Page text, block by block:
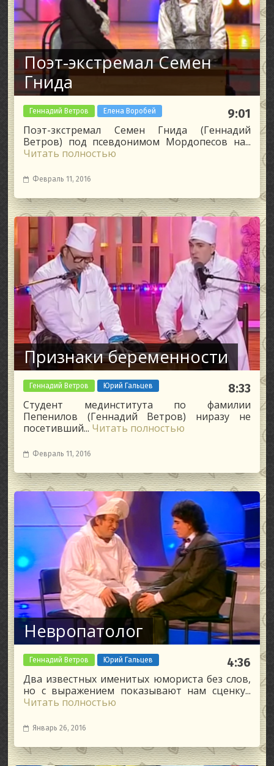
Поэт-экстремал Семен
Гнида
Геннадий Ветров Елена Воробей 9:01
Поэт-зкстремал Семен Гнида (Геннадий
Ветров) под псевдонимом Мордопесов на...
Читать полностью
Февраль 11, 2016
Признаки беременности
Геннадий Ветров Юрий Гальцев 8:33
Студент мединститута по фамилии
Пепенилов (Геннадий Ветров) ниразу не
посетивший... Читать полностью
Февраль 11, 2016
Невропатолог
Геннадий Ветров Юрий Гальцев 4:36
Два известных именитых юмориста без слов,
но с выражением показывают нам сценку...
Читать полностью
Январь 26, 2016